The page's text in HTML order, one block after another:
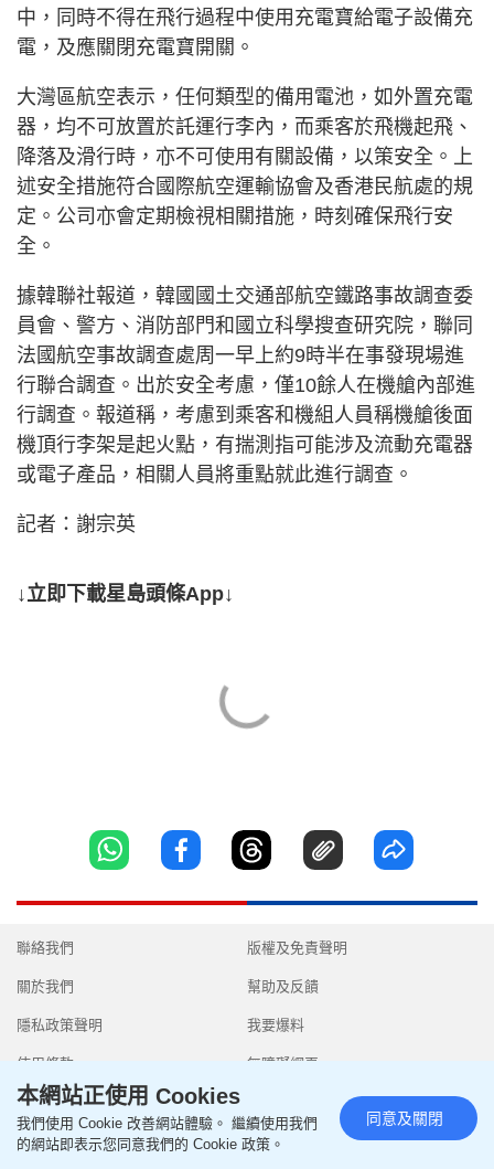
中，同時不得在飛行過程中使用充電寶給電子設備充
電，及應關閉充電寶開關。
大灣區航空表示，任何類型的備用電池，如外置充電
器，均不可放置於託運行李內，而乘客於飛機起飛、
降落及滑行時，亦不可使用有關設備，以策安全。上
述安全措施符合國際航空運輸協會及香港民航處的規
定。公司亦會定期檢視相關措施，時刻確保飛行安
全。
據韓聯社報道，韓國國土交通部航空鐵路事故調查委
員會、警方、消防部門和國立科學搜查研究院，聯同
法國航空事故調查處周一早上約9時半在事發現場進
行聯合調查。出於安全考慮，僅10餘人在機艙內部進
行調查。報道稱，考慮到乘客和機組人員稱機艙後面
機頂行李架是起火點，有揣測指可能涉及流動充電器
或電子產品，相關人員將重點就此進行調查。
記者：謝宗英
↓立即下載星島頭條App↓
聯絡我們
關於我們
隱私政策聲明
使用條款
版權及免責聲明
幫助及反饋
我要爆料
無障礙網頁
Copyright © 2026 SingTao Ltd.All rights reserved.
本網站正使用 Cookies
我們使用 Cookie 改善網站體驗。 繼續使用我們
的網站即表示您同意我們的 Cookie 政策。
同意及關閉